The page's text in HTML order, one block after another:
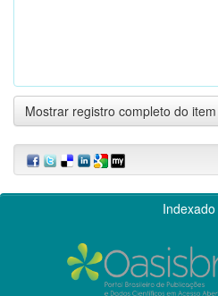
Mostrar registro completo do item